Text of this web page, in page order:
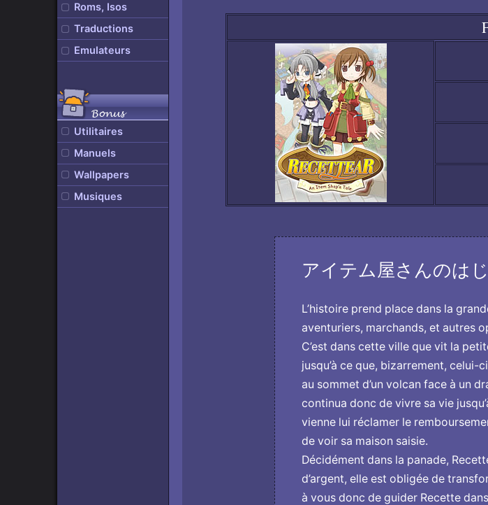
Roms, Isos
Traductions
Emulateurs
Bonus
Utilitaires
Manuels
Wallpapers
Musiques
アイテム屋さんのは
L’histoire prend place dans la
aventuriers, marchands, et autres
C’est dans cette ville que vit la
jusqu’à ce que, bizarrement,
au sommet d’un volcan face à un
continua donc de vivre sa vie
vienne lui réclamer le
de voir sa maison saisie.
Décidément dans la panade,
d’argent, elle est obligée de
à vous donc de guider Recette